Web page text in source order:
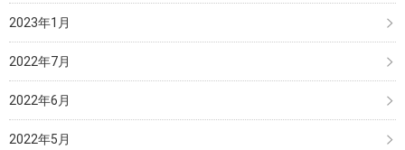
2023年1月
2022年7月
2022年6月
2022年5月